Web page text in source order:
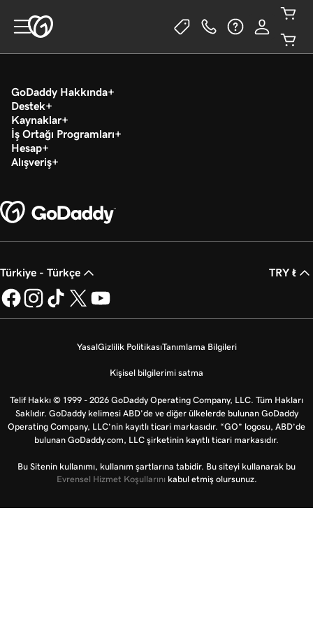
GoDaddy Hakkında
Destek
Kaynaklar
İş Ortağı Programları
Hesap
Alışveriş
Türkiye - Türkçe TRY ₺
YasalGizlilik PolitikasıTanımlama Bilgileri
Kişisel bilgilerimi satma
Telif Hakkı © 1999 - 2026 GoDaddy Operating Company, LLC. Tüm Hakları
Saklıdır. GoDaddy kelimesi ABD'de ve diğer ülkelerde bulunan GoDaddy
Operating Company, LLC’nin kayıtlı ticari markasıdır. “GO” logosu, ABD’de
bulunan GoDaddy.com, LLC şirketinin kayıtlı ticari markasıdır.
Bu Sitenin kullanımı, kullanım şartlarına tabidir. Bu siteyi kullanarak bu
Evrensel Hizmet Koşullarını kabul etmiş olursunuz.